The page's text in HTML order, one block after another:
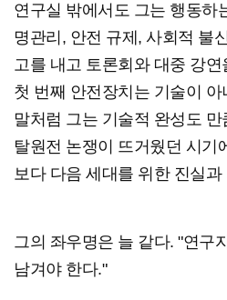
연구실 밖에서도 그는 행동하
명관리, 안전 규제, 사회적 불
고를 내고 토론회와 대중 강연
첫 번째 안전장치는 기술이 아
말처럼 그는 기술적 완성도
탈원전 논쟁이 뜨거웠던 시기
보다 다음 세대를 위한 진실
그의 좌우명은 늘 같다. "연구
남겨야 한다."